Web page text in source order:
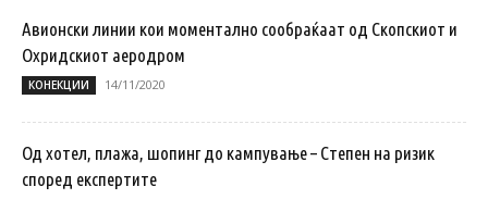
Авионски линии кои моментално сообраќаат од Скопскиот и
Охридскиот аеродром
КОНЕКЦИИ 14/11/2020
Од хотел, плажа, шопинг до кампување – Степен на ризик
според експертите